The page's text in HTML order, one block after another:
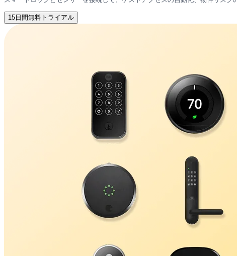
15日間無料トライアル